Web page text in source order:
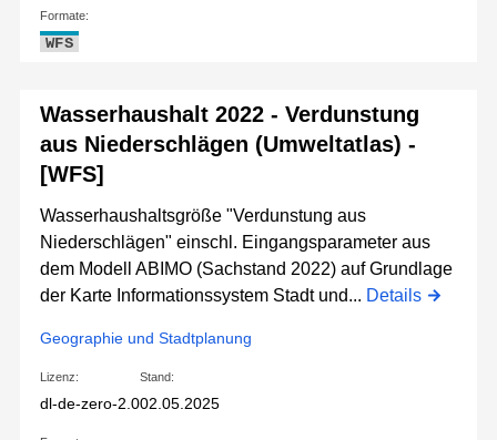
Formate:
WFS
Wasserhaushalt 2022 - Verdunstung
aus Niederschlägen (Umweltatlas) -
[WFS]
Wasserhaushaltsgröße "Verdunstung aus
Niederschlägen" einschl. Eingangsparameter aus
dem Modell ABIMO (Sachstand 2022) auf Grundlage
der Karte Informationssystem Stadt und... Details
Geographie und Stadtplanung
Lizenz:
dl-de-zero-2.0
Stand:
02.05.2025